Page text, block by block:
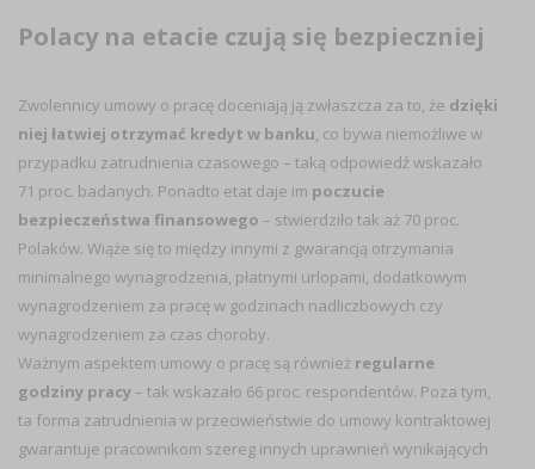
Polacy na etacie czują się bezpieczniej
Zwolennicy umowy o pracę doceniają ją zwłaszcza za to, że dzięki
niej łatwiej otrzymać kredyt w banku, co bywa niemożliwe w
przypadku zatrudnienia czasowego – taką odpowiedź wskazało
71 proc. badanych. Ponadto etat daje im poczucie
bezpieczeństwa finansowego – stwierdziło tak aż 70 proc.
Polaków. Wiąże się to między innymi z gwarancją otrzymania
minimalnego wynagrodzenia, płatnymi urlopami, dodatkowym
wynagrodzeniem za pracę w godzinach nadliczbowych czy
wynagrodzeniem za czas choroby.
Ważnym aspektem umowy o pracę są również regularne
godziny pracy – tak wskazało 66 proc. respondentów. Poza tym,
ta forma zatrudnienia w przeciwieństwie do umowy kontraktowej
gwarantuje pracownikom szereg innych uprawnień wynikających